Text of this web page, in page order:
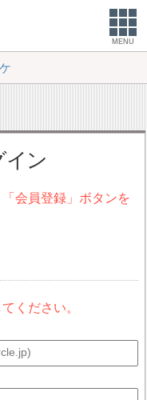
MENU
イン
会員登録」ボタンを
ください。